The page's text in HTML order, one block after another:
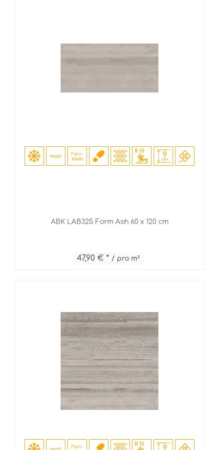
ABK LAB325 Form Ash 60 x 120 cm
47,90 € * / pro m²